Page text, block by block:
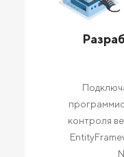
контроля